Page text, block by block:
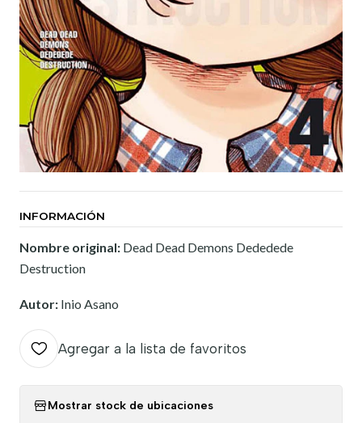
INFORMACIÓN
Nombre original: Dead Dead Demons Dededede
Destruction
Autor: Inio Asano
Agregar a la lista de favoritos
Mostrar stock de ubicaciones